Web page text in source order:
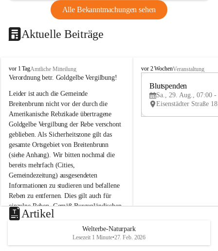
Alle Bekanntmachungen sehen
Aktuelle Beiträge
B
r
i
t
e
n
b
r
u
n
n
a
m
N
e
u
s
d
vor 1 TagAmtliche Mitteilung
Verordnung betr. Goldgelbe Vergilbung!
Leider ist auch die Gemeinde
Breitenbrunn nicht vor der durch die
Amerikanische Rebzikade übertragene
Goldgelbe Vergilbung der Rebe verschont
geblieben. Als Sicherheitszone gilt das
gesamte Ortsgebiet von Breitenbrunn
(siehe Anhang). Wir bitten nochmal die
bereits mehrfach (Cities,
Gemeindezeitung) ausgesendeten
Informationen zu studieren und befallene
Reben zu entfernen. Dies gilt auch für
einzelne Reben. Gemäß Burgenländischen
Weinbaugesetz sind nicht gepflegte oder
unzulässige Weingärten zu roden! Bitte
helfen wir zusammen um unsere Winzer
vor den prognostizierten Ernteausfällen
B
e
u
e
d
vor 2 WochenVeranstaltung
Blutspenden
Sa., 29. Aug., 07:00 -
Artikel
Welterbe-Naturpark
Lesezeit 1 Minute•27. Feb. 2026